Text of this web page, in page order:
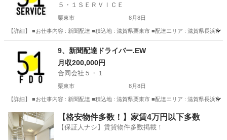
５・１ＳＥＲＶＩＣＥ
栗東市 8月8日
【詳細】 ■お仕事内容 : 新聞配達 ■積込地 : 滋賀県栗東市 ■配達エリア : 滋賀県長浜
配送 未経験
9、新聞配達ドライバー.EW
月収200,000円
合同会社５・１
栗東市 8月8日
【詳細】 ■お仕事内容 : 新聞配達 ■積込地 : 滋賀県栗東市 ■配達エリア : 滋賀県長浜
滋賀 栗東市 配送 未経験
【格安物件多数！】家賃4万円以下多数
【保証人ナシ】賃貸物件多数掲載！